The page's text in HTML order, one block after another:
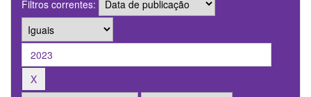
Filtros correntes: